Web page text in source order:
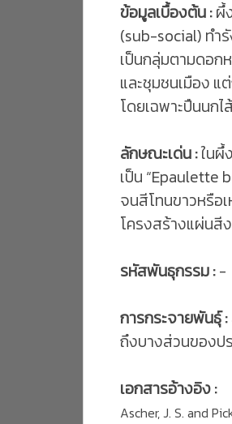
ข้อมูลเบื้องต้น :ผึ้
(sub-social) ทำ
เป็นกลุ่มตามดอก
และชุมชนเมือง
โดยเฉพาะปืนนกไ
ลักษณะเด่น :ในผึ้
เป็น “Epaulette
จนสีโทนขาวหรือ
โครงสร้างแผ่นสี
รหัสพันธุกรรม :-
การกระจายพันธุ์ :
ถึงบางส่วนของป
เอกสารอ้างอิง :
Ascher, J. S. and